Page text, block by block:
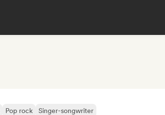
Pop rock Singer-songwriter